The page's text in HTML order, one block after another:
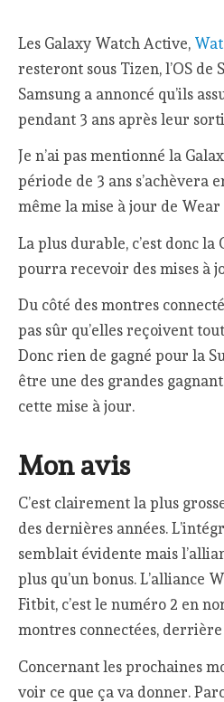
Les Galaxy Watch Active,
resteront sous Tizen, l’OS de
Samsung a annoncé qu’ils
pendant 3 ans après leur
Je n’ai pas mentionné la
période de 3 ans s’achèvera
même la mise à jour de Wear
La plus durable, c’est donc la
pourra recevoir des mises à
Du côté des montres
pas sûr qu’elles reçoivent
Donc rien de gagné pour la
être une des grandes
cette mise à jour.
Mon avis
C’est clairement la plus
des dernières années.
semblait évidente mais
plus qu’un bonus. L’alliance
Fitbit, c’est le numéro 2 en
montres connectées,
Concernant les prochaines
voir ce que ça va donner.